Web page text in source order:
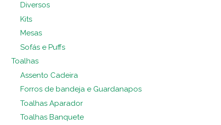
Diversos
Kits
Mesas
Sofás e Puffs
Toalhas
Assento Cadeira
Forros de bandeja e Guardanapos
Toalhas Aparador
Toalhas Banquete